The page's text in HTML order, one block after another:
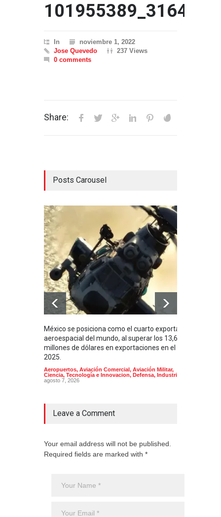
In
noviembre 1, 2022
Jose Quevedo
237 Views
0 comments
Share:
Posts Carousel
México se posiciona como el cuarto exportador
aeroespacial del mundo, al superar los 13,600
millones de dólares en exportaciones en el
2025.
Aeropuertos, Aviación Comercial, Aviación Militar,
Ciencia, Tecnología e Innovacion, Defensa, Industria
agosto 7, 2026
Leave a Comment
Your email address will not be published.
Required fields are marked with *